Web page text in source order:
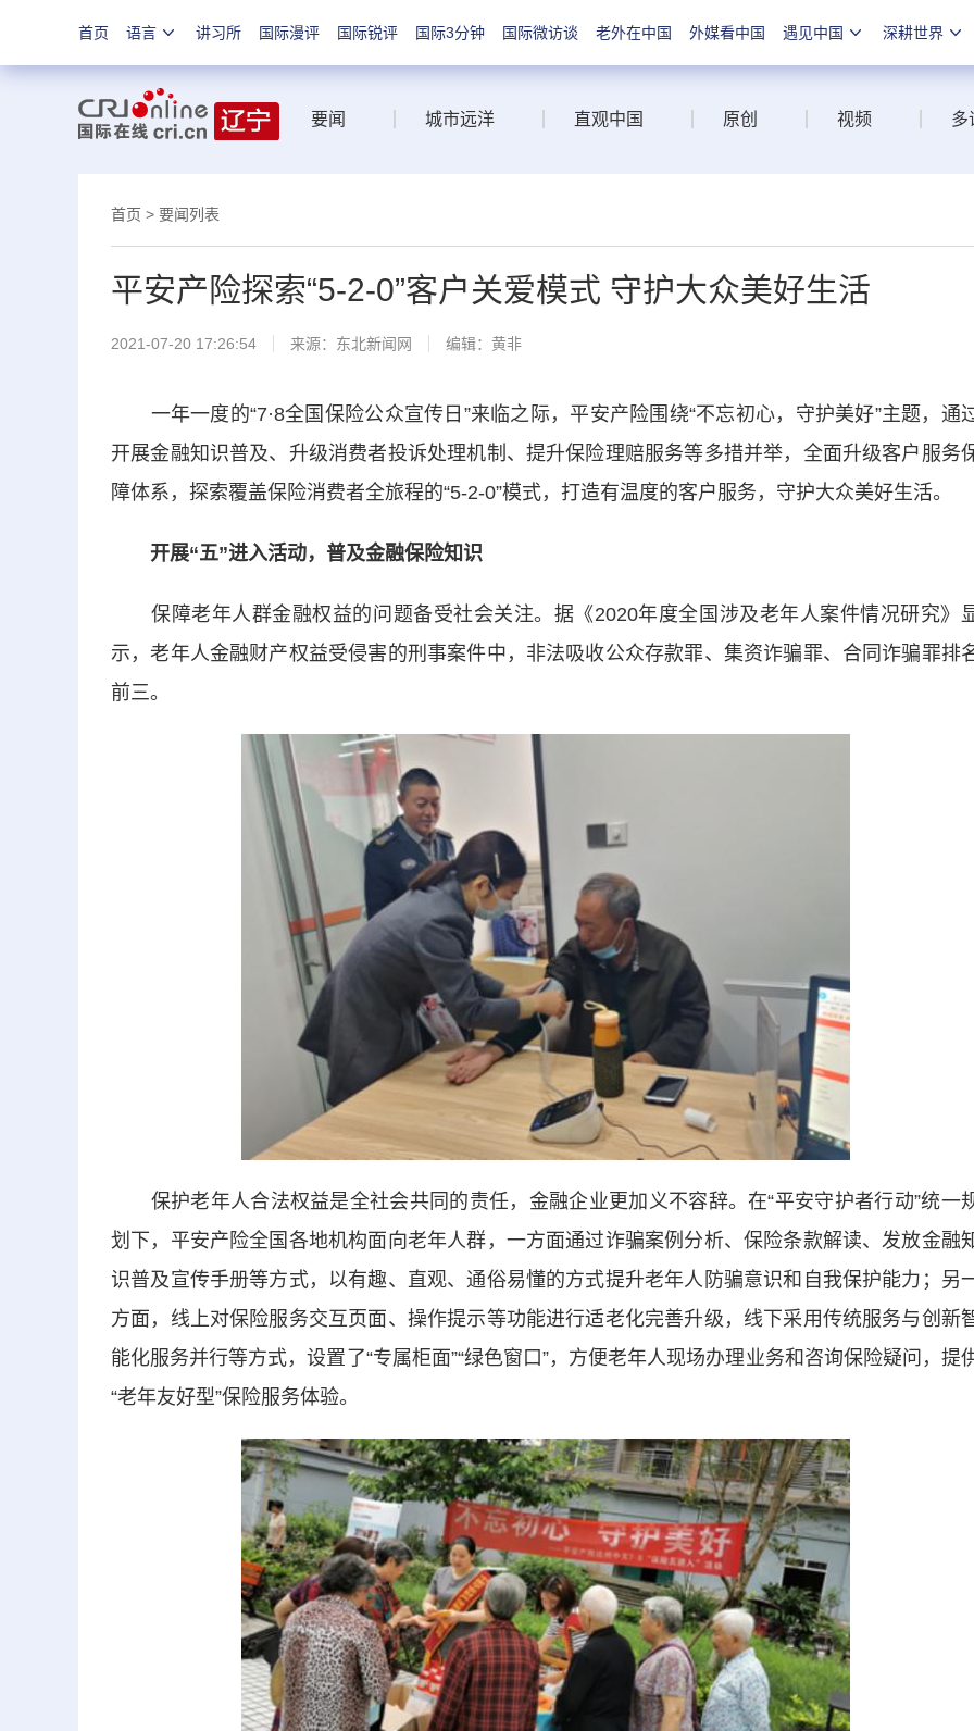
首页 语言 讲习所 国际漫评 国际锐评 国际3分钟 国际微访谈 老外在中国 外媒看中国 遇见中国 深耕世界
要闻 城市远洋 直观中国 原创 视频 多
首页 > 要闻列表
平安产险探索“5-2-0”客户关爱模式 守护大众美好生活
2021-07-20 17:26:54 来源： 东北新闻网 编辑：黄非
一年一度的“7·8全国保险公众宣传日”来临之际，平安产险围绕“不忘初心，守护美好”主题，通
开展金融知识普及、升级消费者投诉处理机制、提升保险理赔服务等多措并举，全面升级客户服务
障体系，探索覆盖保险消费者全旅程的“5-2-0”模式，打造有温度的客户服务，守护大众美好生活。
开展“五”进入活动，普及金融保险知识
保障老年人群金融权益的问题备受社会关注。据《2020年度全国涉及老年人案件情况研究》
示，老年人金融财产权益受侵害的刑事案件中，非法吸收公众存款罪、集资诈骗罪、合同诈骗罪排
前三。
保护老年人合法权益是全社会共同的责任，金融企业更加义不容辞。在“平安守护者行动”统一
划下，平安产险全国各地机构面向老年人群，一方面通过诈骗案例分析、保险条款解读、发放金融
识普及宣传手册等方式，以有趣、直观、通俗易懂的方式提升老年人防骗意识和自我保护能力；另
方面，线上对保险服务交互页面、操作提示等功能进行适老化完善升级，线下采用传统服务与创新
能化服务并行等方式，设置了“专属柜面”“绿色窗口”，方便老年人现场办理业务和咨询保险疑问，提
“老年友好型”保险服务体验。